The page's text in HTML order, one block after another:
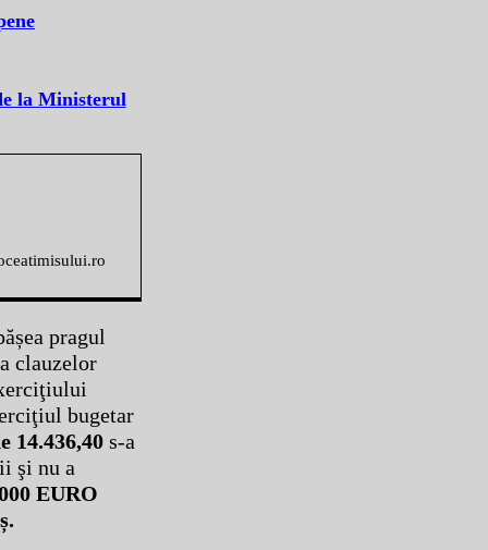
la Ministerul
pragul
clauzelor
bugetar
14.436,40 s-a
şi nu a
EURO